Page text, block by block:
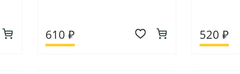
610 ₽ 520 ₽